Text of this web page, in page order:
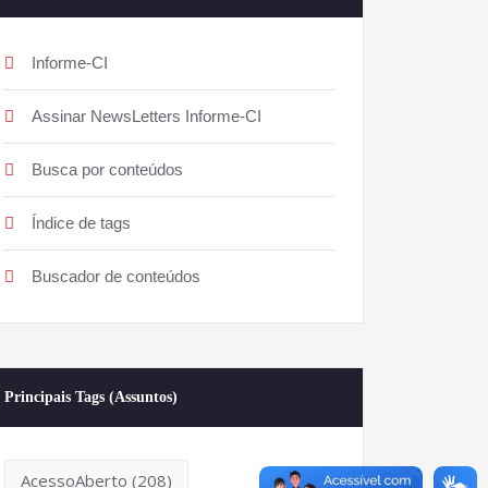
Informe-CI
Assinar NewsLetters Informe-CI
Busca por conteúdos
Índice de tags
Buscador de conteúdos
Principais Tags (Assuntos)
AcessoAberto (208)